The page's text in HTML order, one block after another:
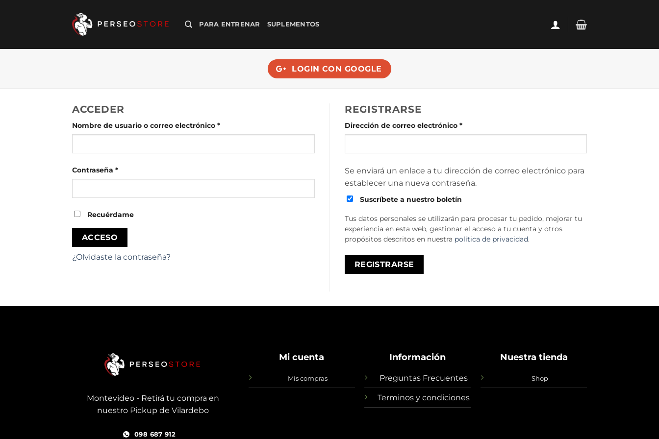
PARA ENTRENAR SUPLEMENTOS
LOGIN CON GOOGLE
ACCEDER
Nombre de usuario o correo electrónico *Obligatorio
Contraseña *Obligatorio
Recuérdame
ACCESO
¿Olvidaste la contraseña?
REGISTRARSE
Dirección de correo electrónico *Obligatorio
Se enviará un enlace a tu dirección de correo electrónico para
establecer una nueva contraseña.
Suscríbete a nuestro boletín
Tus datos personales se utilizarán para procesar tu pedido, mejorar tu
experiencia en esta web, gestionar el acceso a tu cuenta y otros
propósitos descritos en nuestra política de privacidad.
REGISTRARSE
Montevideo - Retirá tu compra en
nuestro Pickup de Vilardebo
098 687 912
Mi cuenta
Mis compras
Información
Preguntas Frecuentes
Terminos y condiciones
Nuestra tienda
Shop